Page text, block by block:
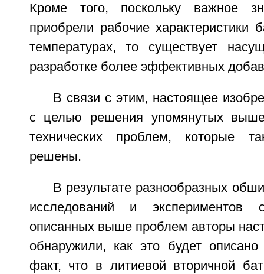
Кроме того, поскольку важное
приобрели рабочие характеристики
температурах, то существует
разработке более эффективных
В связи с этим, настоящее
с целью решения упомянутых
технических проблем, которые
решены.
В результате разнообразных
исследований и
описанных выше проблем авторы
обнаружили, как это будет
факт, что в литиевой вторичной